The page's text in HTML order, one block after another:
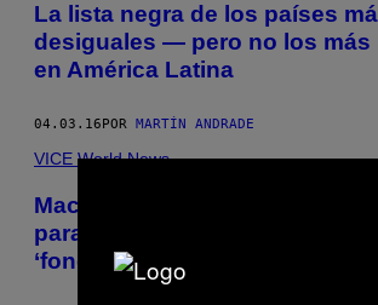
La lista negra de los países
desiguales — pero no los
en América Latina
04.03.16 POR MARTÍN ANDRADE
VICE World News
Macri pide ‘responsabilidad’
para que apruebe el acuerdo
‘fondos buitre’